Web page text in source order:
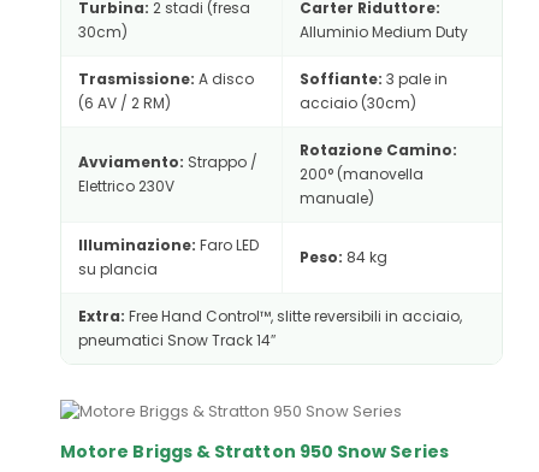
Turbina: 2 stadi (fresa
30cm)
Carter Riduttore:
Alluminio Medium Duty
Trasmissione: A disco
(6 AV / 2 RM)
Soffiante: 3 pale in
acciaio (30cm)
Avviamento: Strappo /
Elettrico 230V
Rotazione Camino:
200° (manovella
manuale)
Illuminazione: Faro LED
su plancia
Peso: 84 kg
Extra: Free Hand Control™, slitte reversibili in acciaio,
pneumatici Snow Track 14″
Motore Briggs & Stratton 950 Snow Series